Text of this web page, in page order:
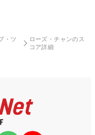
・ツ
ローズ・チャンのス
コア詳細